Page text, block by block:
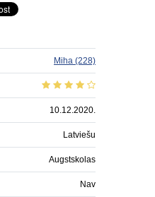
Miha (228)
10.12.2020.
Latviešu
Augstskolas
Nav